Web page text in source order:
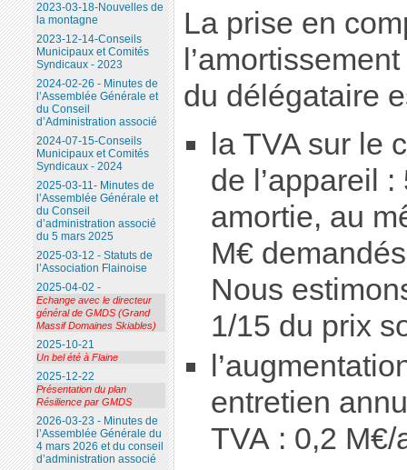
La prise en
du délégataire
la TVA sur le
de l’appareil
amortie, au
M€
Nous
1/15 du prix
entretien
TVA : 0,2
2023-03-18-Nouvelles de
la montagne
2023-12-14-Conseils
Municipaux et Comités
Syndicaux - 2023
2024-02-26 - Minutes de
l’Assemblée Générale et
du Conseil
d’Administration associé
2024-07-15-Conseils
Municipaux et Comités
Syndicaux - 2024
2025-03-11- Minutes de
l’Assemblée Générale et
du Conseil
d’administration associé
du 5 mars 2025
2025-03-12 - Statuts de
l’Association Flainoise
2025-04-02 -
Echange avec le directeur
général de GMDS (Grand
Massif Domaines Skiables)
2025-10-21
Un bel été à Flaine
2025-12-22
Présentation du plan
Résilience par GMDS
2026-03-23 - Minutes de
l’Assemblée Générale du
4 mars 2026 et du conseil
d’administration associé